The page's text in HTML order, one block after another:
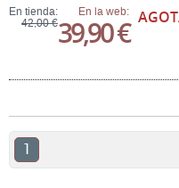
En tienda:
42,00 €
En la web:
39,90 €
1